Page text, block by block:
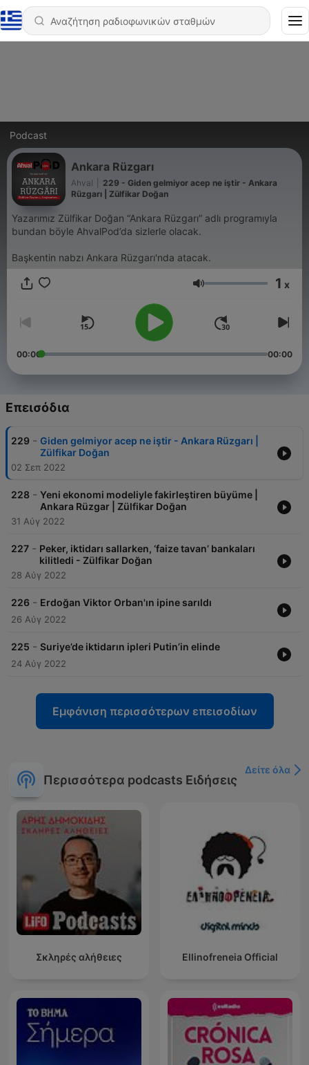
Podcast
Ankara Rüzgarı
Ahval
229 - Giden gelmiyor acep ne iştir - Ankara
Rüzgarı | Zülfikar Doğan
Yazarımız Zülfikar Doğan “Ankara Rüzgarı” adlı programıyla
bundan böyle AhvalPod’da sizlerle olacak.
Başkentin nabzı Ankara Rüzgarı'nda atacak.
Ένταση 1 x
00:00 00:00
Επεισόδια
229 - Giden gelmiyor acep ne iştir - Ankara Rüzgarı |
Zülfikar Doğan
02 Σεπ 2022
228 - Yeni ekonomi modeliyle fakirleştiren büyüme |
Ankara Rüzgar | Zülfikar Doğan
31 Αύγ 2022
227 - Peker, iktidarı sallarken, ‘faize tavan’ bankaları
kilitledi - Zülfikar Doğan
28 Αύγ 2022
226 - Erdoğan Viktor Orban'ın ipine sarıldı
26 Αύγ 2022
225 - Suriye’de iktidarın ipleri Putin’in elinde
24 Αύγ 2022
Εμφάνιση περισσότερων επεισοδίων
Περισσότερα podcasts Ειδήσεις
Δείτε όλα
Σκληρές αλήθειες Ellinofreneia Official